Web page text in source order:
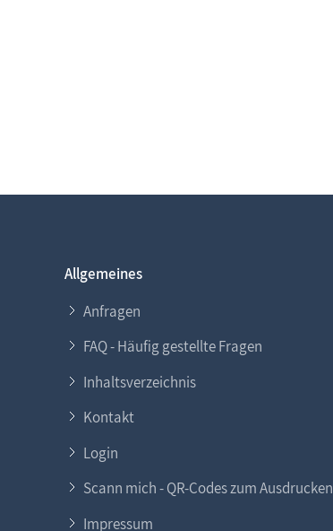
Allgemeines
Anfragen
FAQ - Häufig gestellte Fragen
Inhaltsverzeichnis
Kontakt
Login
Scann mich - QR-Codes zum Ausdrucken
Impressum